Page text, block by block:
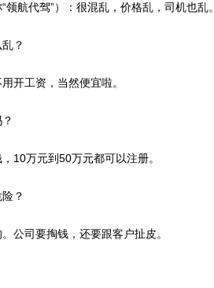
代驾”）：很混乱，价格乱，司机也乱。
？
工资，当然便宜啦。
万元到50万元都可以注册。
？
司要掏钱，还要跟客户扯皮。